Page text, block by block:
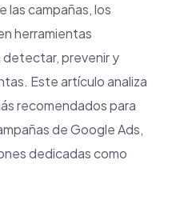
las campañas, los
herramientas
detectar, prevenir y
Este artículo analiza
recomendados para
de Google Ads,
dedicadas como